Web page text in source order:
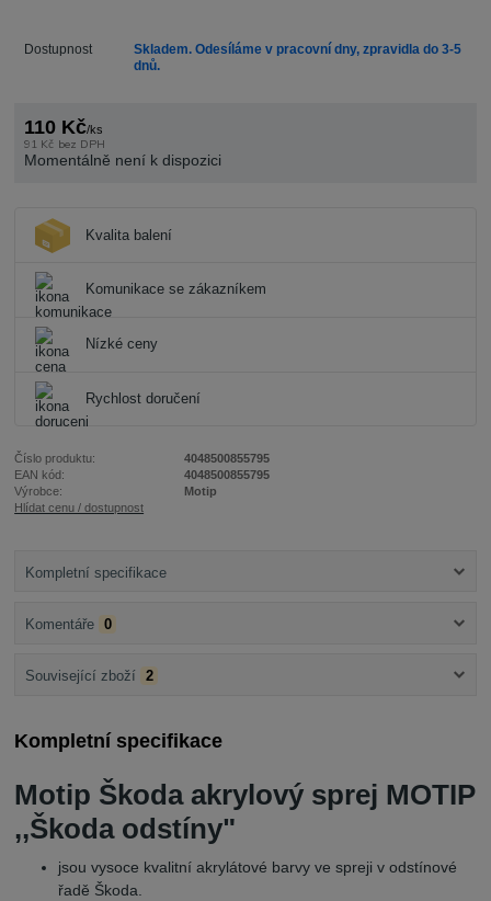
Dostupnost
Skladem. Odesíláme v pracovní dny, zpravidla do 3-5
dnů.
110 Kč/ks
91 Kč bez DPH
Momentálně není k dispozici
Kvalita balení
Komunikace se zákazníkem
Nízké ceny
Rychlost doručení
Číslo produktu:
4048500855795
EAN kód:
4048500855795
Výrobce:
Motip
Hlídat cenu / dostupnost
Kompletní specifikace
Komentáře 0
Související zboží 2
Kompletní specifikace
Motip Škoda akrylový sprej MOTIP
,,Škoda odstíny"
jsou vysoce kvalitní akrylátové barvy ve spreji v odstínové
řadě Škoda.